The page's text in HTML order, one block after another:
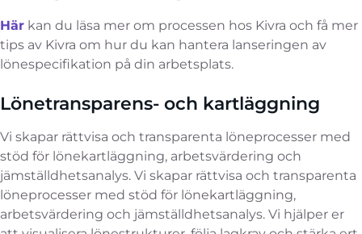
Här kan du läsa mer om processen hos Kivra och få mer
tips av Kivra om hur du kan hantera lanseringen av
lönespecifikation på din arbetsplats.
Lönetransparens- och kartläggning
Vi skapar rättvisa och transparenta löneprocesser med
stöd för lönekartläggning, arbetsvärdering och
jämställdhetsanalys. Vi skapar rättvisa och transparenta
löneprocesser med stöd för lönekartläggning,
arbetsvärdering och jämställdhetsanalys. Vi hjälper er